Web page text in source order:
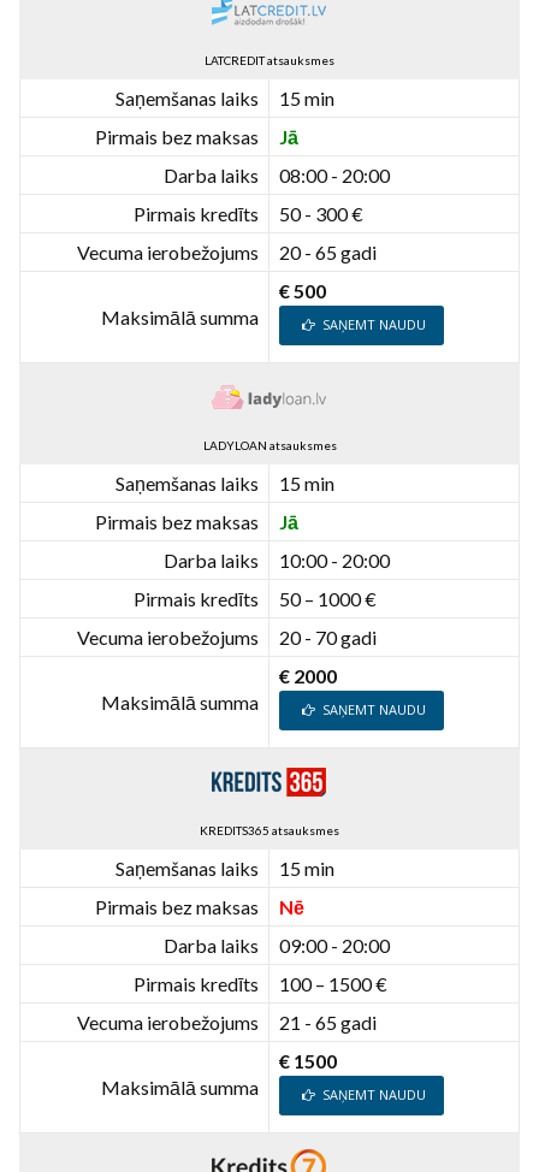
LATCREDIT atsauksmes
Saņemšanas laiks
15 min
Pirmais bez maksas
Jā
Darba laiks
08:00 - 20:00
Pirmais kredīts
50 - 300 €
Vecuma ierobežojums
20 - 65 gadi
Maksimālā summa
€ 500
SAŅEMT NAUDU
LADYLOAN atsauksmes
Saņemšanas laiks
15 min
Pirmais bez maksas
Jā
Darba laiks
10:00 - 20:00
Pirmais kredīts
50 – 1000 €
Vecuma ierobežojums
20 - 70 gadi
Maksimālā summa
€ 2000
SAŅEMT NAUDU
KREDITS365 atsauksmes
Saņemšanas laiks
15 min
Pirmais bez maksas
Nē
Darba laiks
09:00 - 20:00
Pirmais kredīts
100 – 1500 €
Vecuma ierobežojums
21 - 65 gadi
Maksimālā summa
€ 1500
SAŅEMT NAUDU